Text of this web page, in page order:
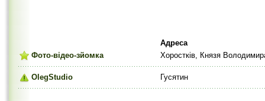
Адреса
Фото-відео-зйомка
Хоростків, Князя
OlegStudio Гусятин